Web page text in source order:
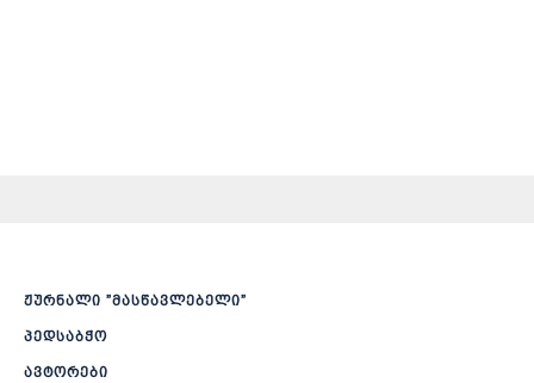
ჟურნალი ”მასწავლებელი”
პედსაბჭო
ავტორები